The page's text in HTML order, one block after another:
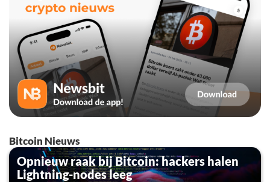
Bitcoin Nieuws
Opnieuw raak bij Bitcoin: hackers halen
Lightning-nodes leeg